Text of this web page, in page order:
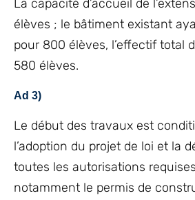
La capacité d’accueil de
élèves ; le bâtiment existant
pour 800 élèves, l’effectif total
580 élèves.
Ad 3)
Le début des travaux est
l’adoption du projet de loi et la
toutes les autorisations
notamment le permis de